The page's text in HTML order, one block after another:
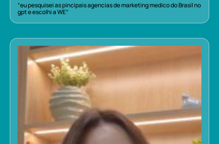
“eu pesquisei as pincipais agencias de marketing medico do Brasil no
gpt e escolhi a WE”